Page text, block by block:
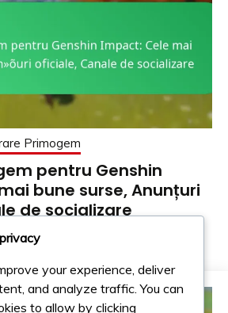
Primogem
pentru Genshin
bune surse, Anunțuri
de socializare
Petrov
your experience, deliver
and analyze traffic. You can
to allow by clicking